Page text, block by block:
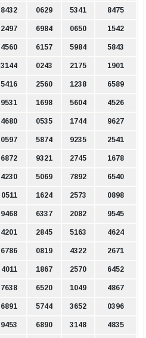
8432 0629 5341 8475
2497 6984 0650 1542
4560 6157 5984 5843
3144 0243 2175 1901
5416 2560 1238 6589
9531 1698 5604 4526
4680 0535 1744 9627
0597 5874 9235 2541
6872 9321 2745 1678
4230 5069 7892 6540
0511 1624 2573 0898
9468 6337 2082 9545
4201 2845 5163 4624
6786 0819 4322 2671
4011 1867 2570 6452
7638 6520 1049 4867
6891 5744 3652 0396
9453 6890 3148 4835